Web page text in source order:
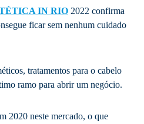
IN RIO 2022 confirma
ficar sem nenhum cuidado
tratamentos para o cabelo
ramo para abrir um negócio.
2020 neste mercado, o que